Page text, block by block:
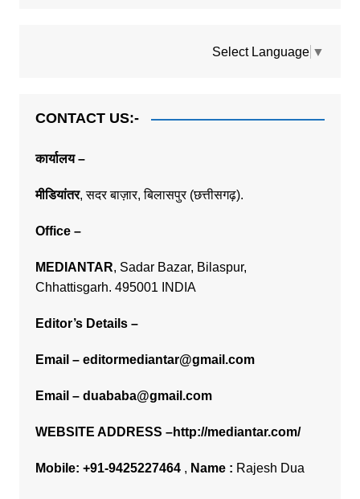
Select Language ▼
CONTACT US:-
कार्यालय –
मीडियांतर,सदर बाज़ार,बिलासपुर (छत्तीसगढ़).
Office–
MEDIANTAR, Sadar Bazar, Bilaspur,
Chhattisgarh. 495001 INDIA
Editor’s Details –
Email – editormediantar@gmail.com
Email – duababa@gmail.com
WEBSITE ADDRESS –http://mediantar.com/
Mobile: +91-9425227464, Name : Rajesh Dua